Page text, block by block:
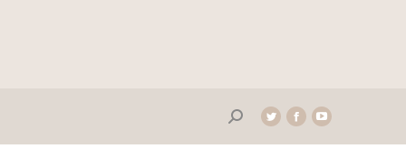
Search:Twitter
page
Facebook
page
YouTube
page